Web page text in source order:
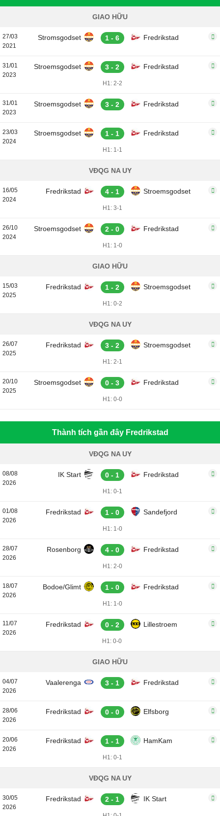
GIAO HỮU
27/03
2021
Stromsgodset 1 - 6 Fredrikstad
31/01
2023
Stroemsgodset 3 - 2 Fredrikstad
H1: 2-2
31/01
2023
Stroemsgodset 3 - 2 Fredrikstad
23/03
2024
Stroemsgodset 1 - 1 Fredrikstad
H1: 1-1
VĐQG NA UY
16/05
2024
Fredrikstad 4 - 1 Stroemsgodset
H1: 3-1
26/10
2024
Stroemsgodset 2 - 0 Fredrikstad
H1: 1-0
GIAO HỮU
15/03
2025
Fredrikstad 1 - 2 Stroemsgodset
H1: 0-2
VĐQG NA UY
26/07
2025
Fredrikstad 3 - 2 Stroemsgodset
H1: 2-1
20/10
2025
Stroemsgodset 0 - 3 Fredrikstad
H1: 0-0
Thành tích gần đây Fredrikstad
VĐQG NA UY
08/08
2026
IK Start 0 - 1 Fredrikstad
H1: 0-1
01/08
2026
Fredrikstad 1 - 0 Sandefjord
H1: 1-0
28/07
2026
Rosenborg 4 - 0 Fredrikstad
H1: 2-0
18/07
2026
Bodoe/Glimt 1 - 0 Fredrikstad
H1: 1-0
11/07
2026
Fredrikstad 0 - 2 Lillestroem
H1: 0-0
GIAO HỮU
04/07
2026
Vaalerenga 3 - 1 Fredrikstad
28/06
2026
Fredrikstad 0 - 0 Elfsborg
20/06
2026
Fredrikstad 1 - 1 HamKam
H1: 0-1
VĐQG NA UY
30/05
2026
Fredrikstad 2 - 1 IK Start